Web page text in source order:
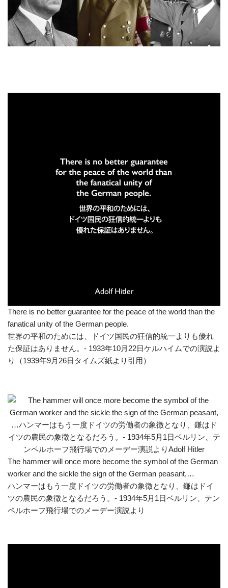
There is no better guarantee for the peace of the world than the
fanatical unity of the German people.
世界の平和のためには、ドイツ国民の狂信的統一よりも優れ
た保証はありません。- 1933年10月22日ケルハイムでの演説よ
り（1939年9月26日タイムズ紙より引用）
The hammer will once more become the symbol of the German
worker and the sickle the sign of the German peasant,…
ハンマーはもう一度ドイツの労働者の象徴となり、鎌はドイ
ツの農民の象徴となるだろう。- 1934年5月1日ベルリン、テン
ペルホーフ飛行場でのメーデー演説より